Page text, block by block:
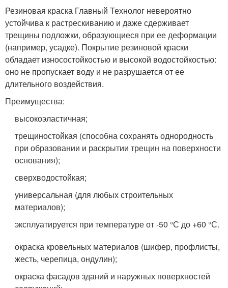
Резиновая краска Главный Технолог невероятно
устойчива к растрескиванию и даже сдерживает
трещины подложки, образующиеся при ее деформации
(например, усадке). Покрытие резиновой краски
обладает износостойкостью и высокой водостойкостью:
оно не пропускает воду и не разрушается от ее
длительного воздействия.
Преимущества:
высокоэластичная;
трещиностойкая (способна сохранять однородность
при образовании и раскрытии трещин на поверхности
основания);
сверхводостойкая;
универсальная (для любых строительных
материалов);
эксплуатируется при температуре от -50 °С до +60 °С.
окраска кровельных материалов (шифер, профлисты,
жесть, черепица, ондулин);
окраска фасадов зданий и наружных поверхностей